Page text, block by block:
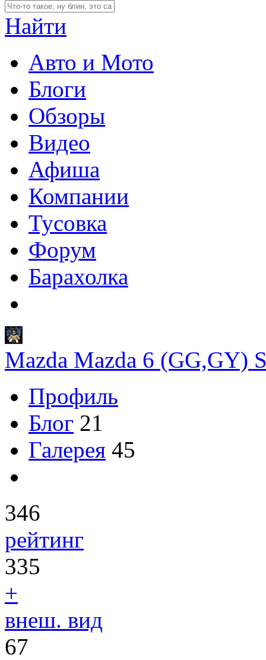
Найти
Авто и Мото
Блоги
Обзоры
Видео
Афиша
Компании
Тусовка
Форум
Барахолка
Mazda Mazda 6 (GG,GY)
Профиль
Блог 21
Галерея 45
346
рейтинг
335
+
внеш. вид
67